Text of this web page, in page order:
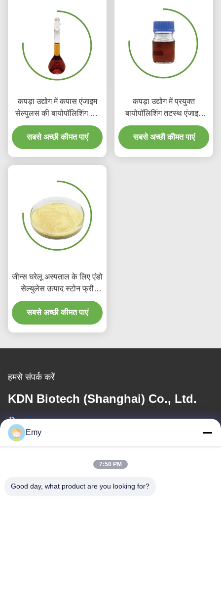
कपड़ा उद्योग में कपास एंजाइम
सेल्युलस की बायोपॉलिशिंग जैव
धुलाई को डिफ्यूज कर रही है
सबसे अच्छी कीमत पाएं
कपड़ा उद्योग में प्रयुक्त
बायोपॉलिशिंग तटस्थ एंजाइम
कपड़े डाई रसायन
सबसे अच्छी कीमत पाएं
जीन्स घरेलू अस्पताल के लिए एंडो
सेल्युलेस उत्पाद स्टोन फ्री
एंजाइम वॉश
सबसे अच्छी कीमत पाएं
हमसे संपर्क करें
KDN Biotech (Shanghai) Co., Ltd.
ईमेल
Emy
7:50 PM
Good day, what product are you looking for?